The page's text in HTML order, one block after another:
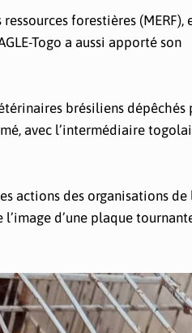
forestières (MERF),
Togo a aussi apporté son
brésiliens dépêchés
avec l’intermédiaire
actions des organisations de
d’une plaque